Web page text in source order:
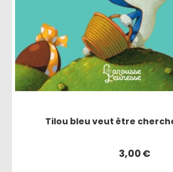
Tilou bleu veut être
3,00€